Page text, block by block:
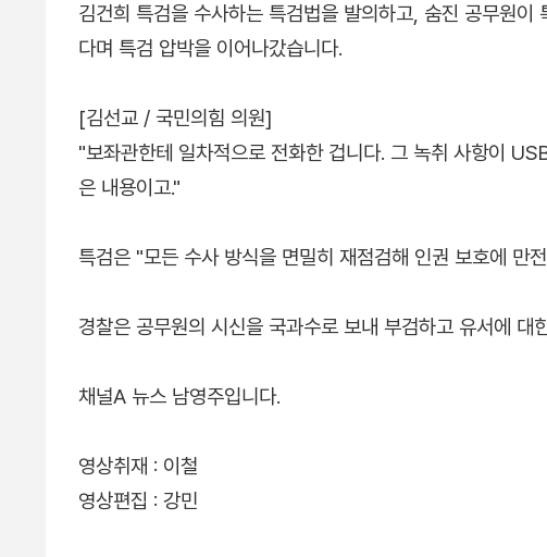
김건희 특검을 수사하는 특검법을 발의하고, 숨진 공무원
다며 특검 압박을 이어나갔습니다.
[김선교 / 국민의힘 의원]
"보좌관한테 일차적으로 전화한 겁니다. 그 녹취 사항이
은 내용이고."
특검은 "모든 수사 방식을 면밀히 재점검해 인권 보호에 만
경찰은 공무원의 시신을 국과수로 보내 부검하고 유서에 대
채널A 뉴스 남영주입니다.
영상취재 : 이철
영상편집 : 강민